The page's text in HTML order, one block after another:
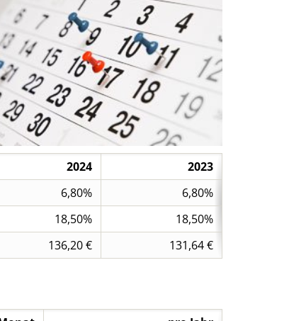
2024
2023
6,80%
6,80%
18,50%
18,50%
136,20 € 131,64 €